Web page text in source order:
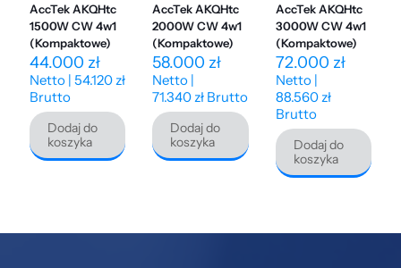
AccTek AKQHtc
1500W CW 4w1
(Kompaktowe)
44.000 zł
Netto | 54.120 zł
Brutto
Dodaj do
koszyka
AccTek AKQHtc
2000W CW 4w1
(Kompaktowe)
58.000 zł
Netto |
71.340 zł Brutto
Dodaj do
koszyka
AccTek AKQHtc
3000W CW 4w1
(Kompaktowe)
72.000 zł
Netto |
88.560 zł
Brutto
Dodaj do
koszyka